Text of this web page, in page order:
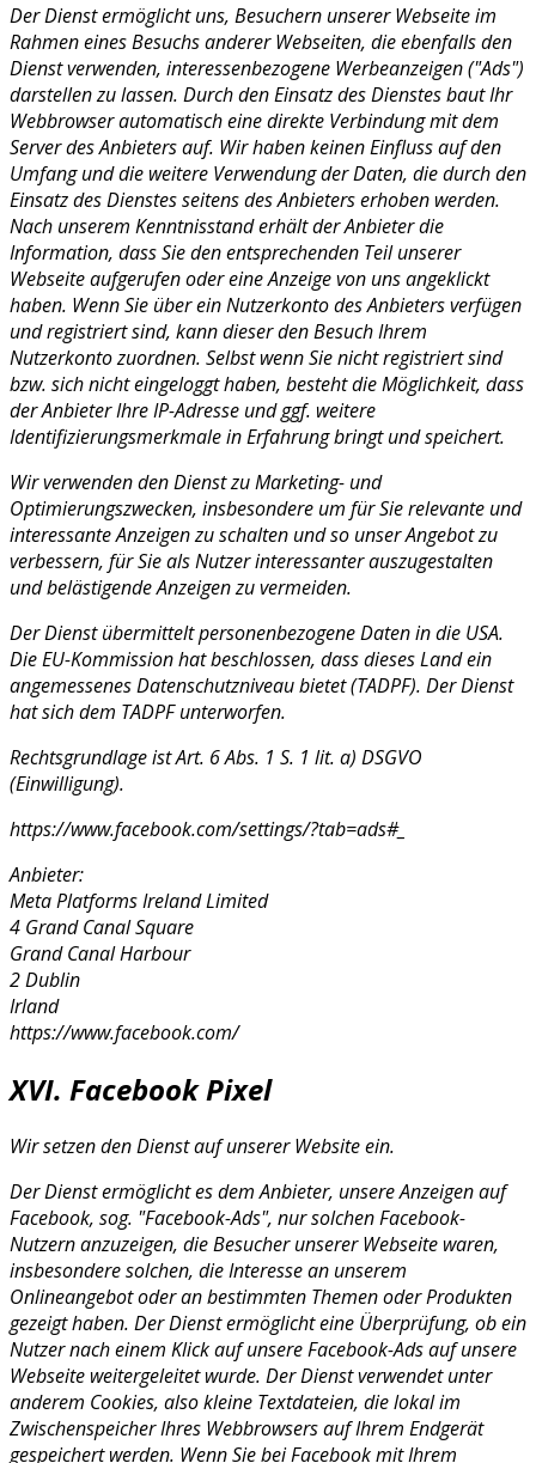
Der Dienst ermöglicht uns, Besuchern unserer Webseite im
Rahmen eines Besuchs anderer Webseiten, die ebenfalls den
Dienst verwenden, interessenbezogene Werbeanzeigen ("Ads")
darstellen zu lassen. Durch den Einsatz des Dienstes baut Ihr
Webbrowser automatisch eine direkte Verbindung mit dem
Server des Anbieters auf. Wir haben keinen Einfluss auf den
Umfang und die weitere Verwendung der Daten, die durch den
Einsatz des Dienstes seitens des Anbieters erhoben werden.
Nach unserem Kenntnisstand erhält der Anbieter die
Information, dass Sie den entsprechenden Teil unserer
Webseite aufgerufen oder eine Anzeige von uns angeklickt
haben. Wenn Sie über ein Nutzerkonto des Anbieters verfügen
und registriert sind, kann dieser den Besuch Ihrem
Nutzerkonto zuordnen. Selbst wenn Sie nicht registriert sind
bzw. sich nicht eingeloggt haben, besteht die Möglichkeit, dass
der Anbieter Ihre IP-Adresse und ggf. weitere
Identifizierungsmerkmale in Erfahrung bringt und speichert.
Wir verwenden den Dienst zu Marketing- und
Optimierungszwecken, insbesondere um für Sie relevante und
interessante Anzeigen zu schalten und so unser Angebot zu
verbessern, für Sie als Nutzer interessanter auszugestalten
und belästigende Anzeigen zu vermeiden.
Der Dienst übermittelt personenbezogene Daten in die USA.
Die EU-Kommission hat beschlossen, dass dieses Land ein
angemessenes Datenschutzniveau bietet (TADPF). Der Dienst
hat sich dem TADPF unterworfen.
Rechtsgrundlage ist Art. 6 Abs. 1 S. 1 lit. a) DSGVO
(Einwilligung).
https://www.facebook.com/settings/?tab=ads#_
Anbieter:
Meta Platforms Ireland Limited
4 Grand Canal Square
Grand Canal Harbour
2 Dublin
Irland
https://www.facebook.com/
XVI. Facebook Pixel
Wir setzen den Dienst auf unserer Website ein.
Der Dienst ermöglicht es dem Anbieter, unsere Anzeigen auf
Facebook, sog. "Facebook-Ads", nur solchen Facebook-
Nutzern anzuzeigen, die Besucher unserer Webseite waren,
insbesondere solchen, die Interesse an unserem
Onlineangebot oder an bestimmten Themen oder Produkten
gezeigt haben. Der Dienst ermöglicht eine Überprüfung, ob ein
Nutzer nach einem Klick auf unsere Facebook-Ads auf unsere
Webseite weitergeleitet wurde. Der Dienst verwendet unter
anderem Cookies, also kleine Textdateien, die lokal im
Zwischenspeicher Ihres Webbrowsers auf Ihrem Endgerät
gespeichert werden. Wenn Sie bei Facebook mit Ihrem